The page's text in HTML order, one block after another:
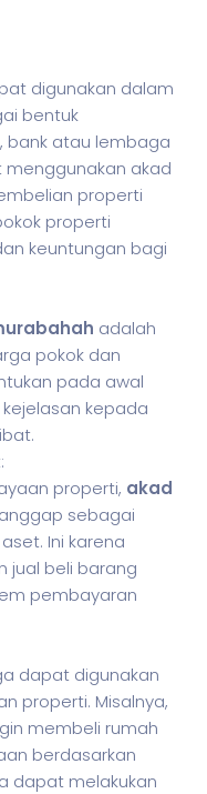
digunakan dalam
bentuk
bank atau lembaga
akad
properti
properti
keuntungan bagi
adalah
pokok dan
pada awal
kepada
properti, akad
sebagai
Ini karena
jual beli barang
pembayaran
dapat digunakan
properti. Misalnya,
membeli rumah
berdasarkan
dapat melakukan